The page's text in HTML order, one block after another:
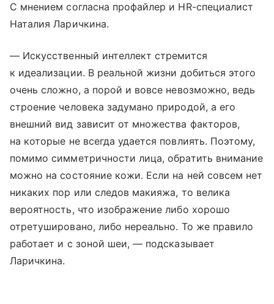
С мнением согласна профайлер и HR-специалист
Наталия Ларичкина.
— Искусственный интеллект стремится
к идеализации. В реальной жизни добиться этого
очень сложно, а порой и вовсе невозможно, ведь
строение человека задумано природой, а его
внешний вид зависит от множества факторов,
на которые не всегда удается повлиять. Поэтому,
помимо симметричности лица, обратить внимание
можно на состояние кожи. Если на ней совсем нет
никаких пор или следов макияжа, то велика
вероятность, что изображение либо хорошо
отретушировано, либо нереально. То же правило
работает и с зоной шеи, — подсказывает
Ларичкина.